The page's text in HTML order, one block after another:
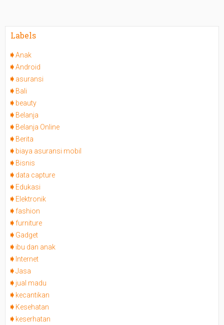
Labels
Anak
Android
asuransi
Bali
beauty
Belanja
Belanja Online
Berita
biaya asuransi mobil
Bisnis
data capture
Edukasi
Elektronik
fashion
furniture
Gadget
ibu dan anak
Internet
Jasa
jual madu
kecantikan
Kesehatan
keserhatan